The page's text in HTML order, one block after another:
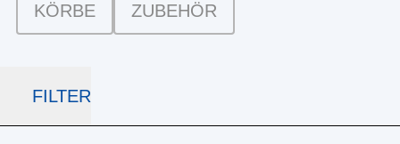
KÖRBE ZUBEHÖR
FILTER